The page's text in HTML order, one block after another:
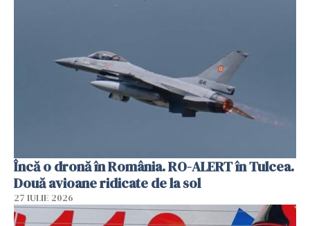
Încă o dronă în România. RO-ALERT în Tulcea.
Două avioane ridicate de la sol
27 IULIE 2026